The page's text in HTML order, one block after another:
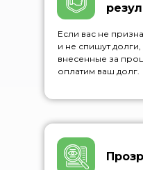
Если вас не
и не спишут
внесенные за
оплатим ваш долг.